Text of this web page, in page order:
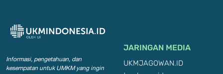
Informasi, pengetahuan, dan
kesempatan untuk UMKM yang ingin
JARINGAN MEDIA
UKMJAGOWAN.ID